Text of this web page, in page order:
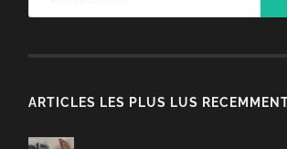
ARTICLES LES PLUS LUS